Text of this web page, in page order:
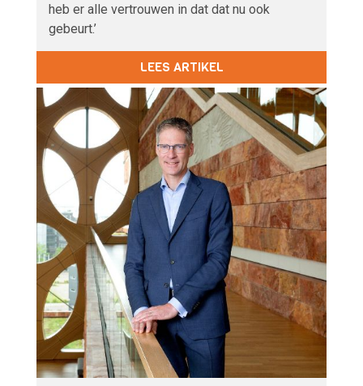
heb er alle vertrouwen in dat dat nu ook
gebeurt.’
LEES ARTIKEL